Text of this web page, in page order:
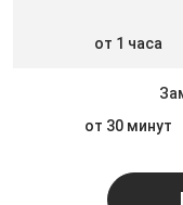
от 1 часа
от 30 минут